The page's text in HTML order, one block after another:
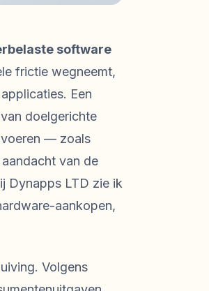
software
frictie wegneemt,
Een
doelgerichte
— zoals
van de
Dynapps LTD zie ik
aankopen,
Volgens